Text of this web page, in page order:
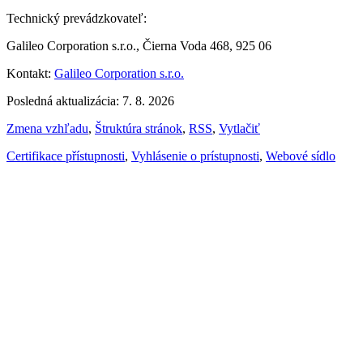
Technický prevádzkovateľ:
Galileo Corporation s.r.o., Čierna Voda 468, 925 06
Kontakt: Galileo Corporation s.r.o.
Posledná aktualizácia: 7. 8. 2026
Zmena vzhľadu, Štruktúra stránok, RSS, Vytlačiť
Certifikace přístupnosti, Vyhlásenie o prístupnosti, Webové sídlo